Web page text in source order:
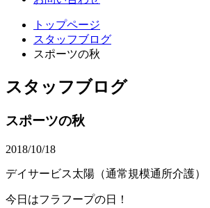
トップページ
スタッフブログ
スポーツの秋
スタッフブログ
スポーツの秋
2018/10/18
デイサービス太陽（通常規模通所介護）
今日はフラフープの日！